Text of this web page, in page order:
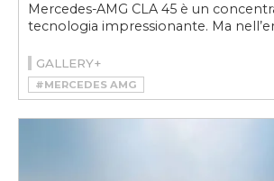
Mercedes-AMG CLA 45 è un
tecnologia impressionante. Ma
GALLERY+
#MERCEDES AMG
#MERCEDES-AMG CLA 45 4MATIC+